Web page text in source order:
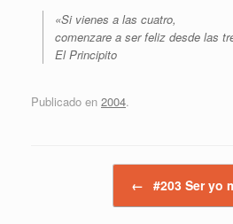
«Si vienes a las cuatro,
comenzare a ser feliz desde las
El Principito
Publicado en 2004.
← #203 Ser yo